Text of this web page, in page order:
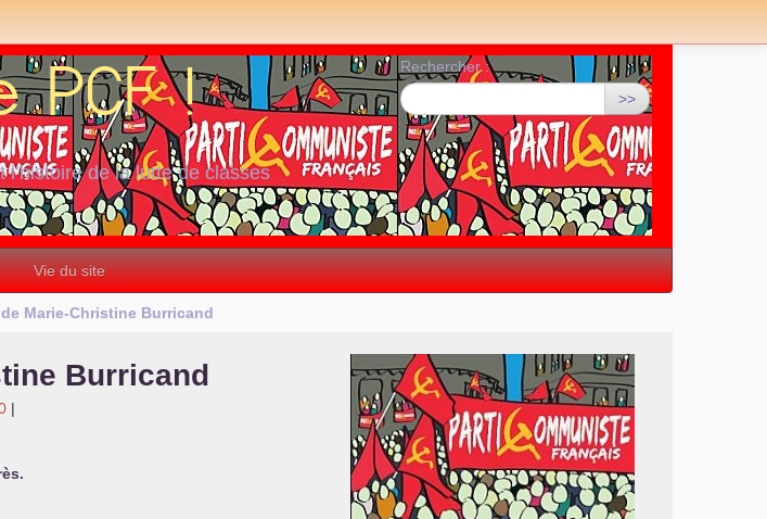
l’histoire de la lutte de classes
Rechercher :
>>
Vie du site
Marie-Christine Burricand
Burricand
|